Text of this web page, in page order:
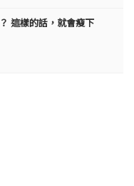
這樣的話，就會瘦下